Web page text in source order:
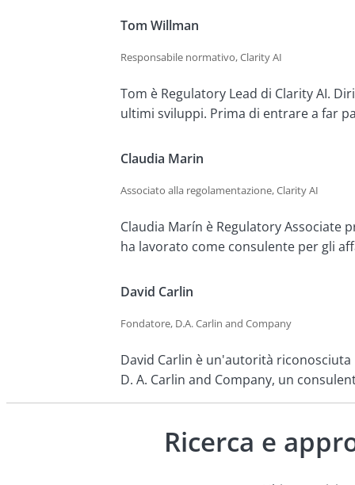
Ho, Soyoung. "La SEC di Trump fa il primo passo
Tom Willman
Responsabile normativo, Clarity AI
Tom è Regulatory Lead di Clarity AI.
ultimi sviluppi. Prima di entrare a far
Claudia Marin
Associato alla regolamentazione, Clarity AI
Claudia Marín è Regulatory Associate
ha lavorato come consulente per gli
David Carlin
Fondatore, D.A. Carlin and Company
David Carlin è un'autorità
D. A. Carlin and Company, un
Ricerca e